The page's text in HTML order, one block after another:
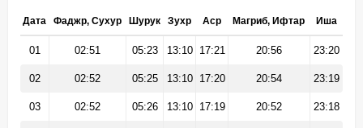
Дата Фаджр, Сухур Шурук Зухр Аср Магриб, Ифтар Иша
01 02:51 05:23 13:10 17:21 20:56 23:20
02 02:52 05:25 13:10 17:20 20:54 23:19
03 02:52 05:26 13:10 17:19 20:52 23:18